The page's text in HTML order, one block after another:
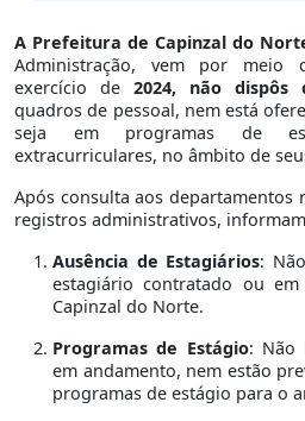
A Prefeitura de Capinzal do
Administração, vem por meio
exercício de 2024, não dispôs
quadros de pessoal, nem está
seja em programas de
extracurriculares, no âmbito de
Após consulta aos departamentos
registros administrativos,
Ausência de Estagiários:
estagiário contratado ou
Capinzal do Norte.
Programas de Estágio: Não
em andamento, nem estão
programas de estágio para o